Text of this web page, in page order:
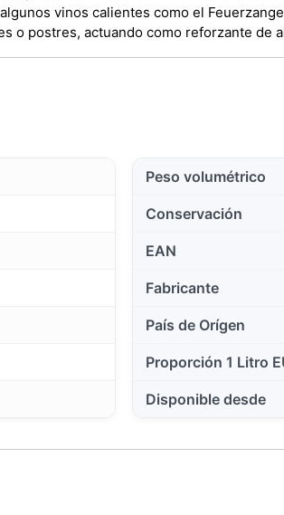
vinos calientes como el
o postres, actuando como reforzante de
Peso volumétrico
Conservación
EAN
Fabricante
País de Orígen
Proporción 1 Litro
Disponible desde